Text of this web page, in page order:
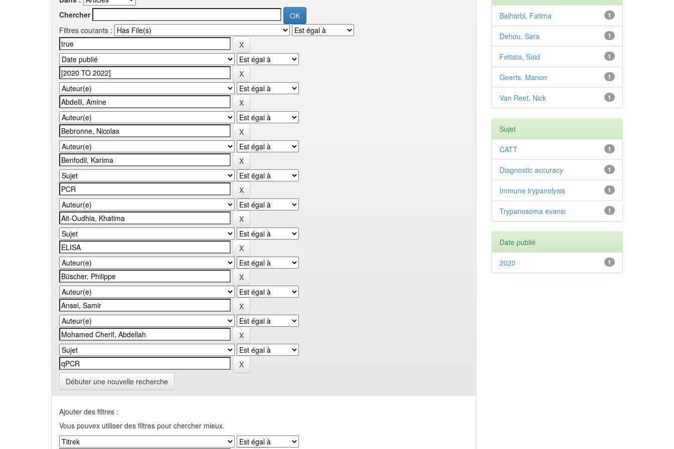
Chercher
Filtres courants :
Débuter une nouvelle recherche
Ajouter des filtres :
Vous pouvex utiliser des filtres pour chercher mieux.
1
Balharbi, Fatima
1
Dehou, Sara
1
Fettata, Said
1
Geerts, Manon
1
Van Reet, Nick
Sujet
1
CATT
1
Diagnostic accuracy
1
Immune trypanolysis
1
Trypanosoma evansi
Date publié
1
2020